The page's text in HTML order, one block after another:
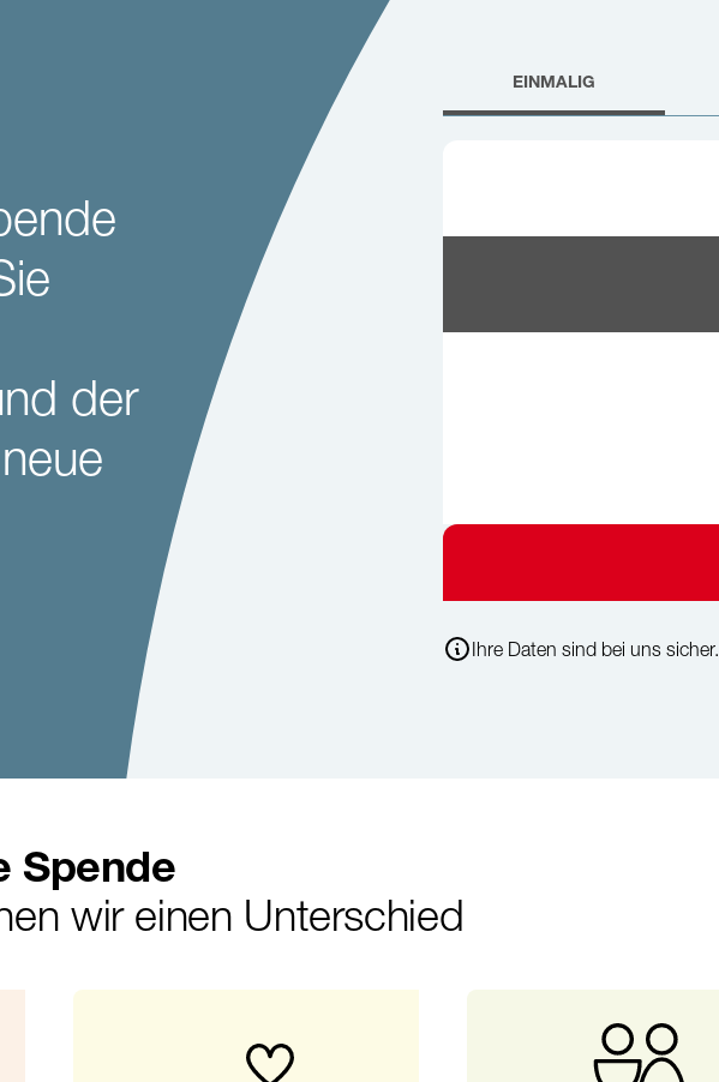
der
EINMALIG
Ihre Daten sind bei uns sicher.
Spende
wir einen Unterschied